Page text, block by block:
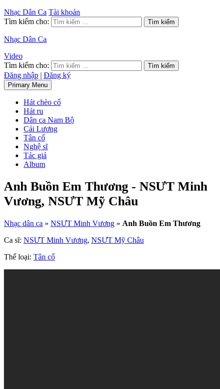
Nhạc Dân Ca Tài khoản
Tìm kiếm cho:
Nhạc Dân Ca
Video
Tìm kiếm cho:
Đăng nhập | Đăng ký
Primary Menu
Hát chèo cổ
Hát ru
Dân ca Nam Bộ
Cải Lương
Tân cổ
Nghệ sĩ
Tác giả
Album
Anh Buồn Em Thương - NSƯT Minh
Vương, NSƯT Mỹ Châu
Nhạc dân ca » NSƯT Minh Vương » Anh Buồn Em Thương
Ca sĩ: NSƯT Minh Vương, NSƯT Mỹ Châu
Thể loại: Tân cổ